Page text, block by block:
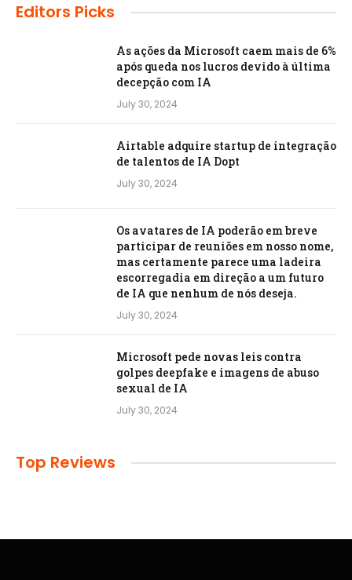
Editors Picks
As ações da Microsoft caem mais de 6%
após queda nos lucros devido à última
decepção com IA
July 30, 2024
Airtable adquire startup de integração
de talentos de IA Dopt
July 30, 2024
Os avatares de IA poderão em breve
participar de reuniões em nosso nome,
mas certamente parece uma ladeira
escorregadia em direção a um futuro
de IA que nenhum de nós deseja.
July 30, 2024
Microsoft pede novas leis contra
golpes deepfake e imagens de abuso
sexual de IA
July 30, 2024
Top Reviews